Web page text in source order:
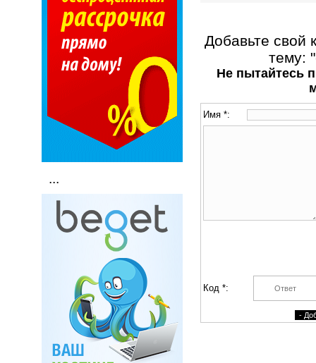
...
Добавьте свой
тему:
Не пытайтесь
Имя *:
Код *: